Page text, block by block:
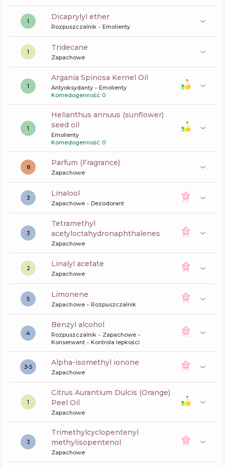
1 dicaprylyl ether
Rozpuszczalnik Emolienty
1 tridecane
Zapachowe
1
Argania Spinosa Kernel Oil
Antyoksydanty
Emolienty
Komedogenność: 0
1
helianthus annuus (sunflower)
seed oil
Emolienty
Komedogenność: 0
8 Parfum (Fragrance)
Zapachowe
3 linalool
Zapachowe Dezodorant
3
tetramethyl
acetyloctahydronaphthalenes
Zapachowe
2 linalyl acetate
Zapachowe
5 limonene
Zapachowe Rozpuszczalnik
4
benzyl alcohol
Rozpuszczalnik
Zapachowe
Konserwant
Kontrola lepkości
3-5 alpha-isomethyl ionone
Zapachowe
1
Citrus Aurantium Dulcis (Orange)
Peel Oil
Zapachowe
3
trimethylcyclopentenyl
methylisopentenol
Zapachowe